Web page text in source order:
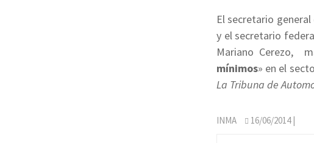
El secretario
y el secretario
Mariano Cerezo,
mínimos» en el
La Tribuna de
INMA 16/06/2014|